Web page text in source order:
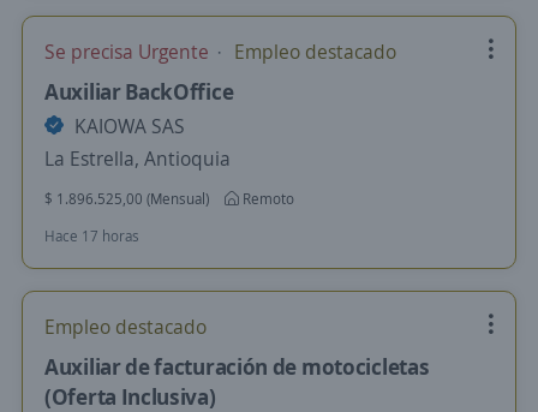
Se precisa Urgente Empleo destacado
Auxiliar BackOffice
KAIOWA SAS
La Estrella, Antioquia
$ 1.896.525,00 (Mensual)
Remoto
Hace 17 horas
Empleo destacado
Auxiliar de facturación de motocicletas
(Oferta Inclusiva)